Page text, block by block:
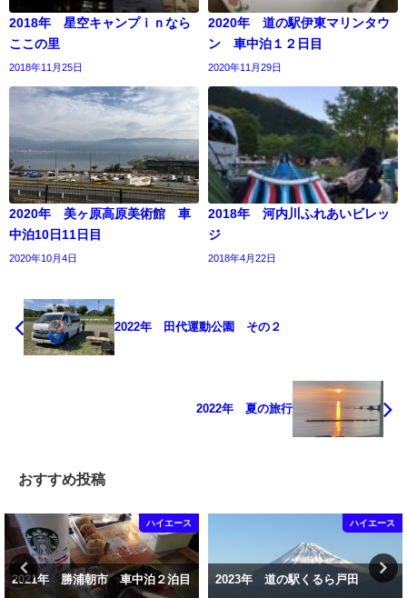
2018年 星空キャンプｉｎなら
ここの里
2018年11月25日
2020年 道の駅伊東マリンタウ
ン 車中泊１２日目
2020年11月29日
2020年 美ヶ原高原美術館 車
中泊10日11日目
2020年10月4日
2018年 河内川ふれあいビレッ
ジ
2018年4月22日
2022年 田代運動公園 その２
2022年 夏の旅行
おすすめ投稿
ハイエース
2021年 勝浦朝市 車中泊２泊目
ハイエース
2023年 道の駅くるら戸田